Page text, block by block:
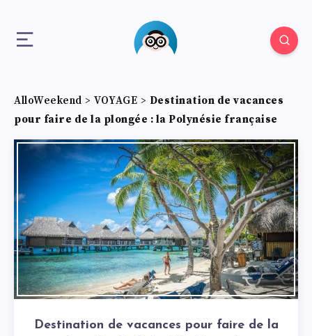
AlloWeekend > VOYAGE > Destination de vacances
pour faire de la plongée : la Polynésie française
Destination de vacances pour faire de la